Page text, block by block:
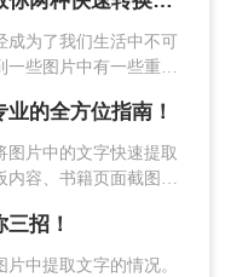
？本文将介绍几种实
成为了我们生活中不可
些图片中有一些重要
享一些方法，教大家
的全方位指南！
图片中的文字快速提取
容、书籍页面截图，
转文字怎么弄呢？本
同场景和设备需求。
招！
中提取文字的情况。